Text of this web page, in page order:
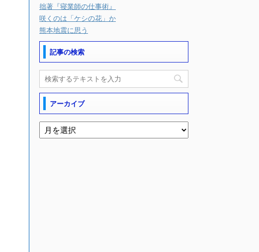
拙著『寝業師の仕事術』
咲くのは「ケシの花」か
熊本地震に思う
記事の検索
アーカイブ